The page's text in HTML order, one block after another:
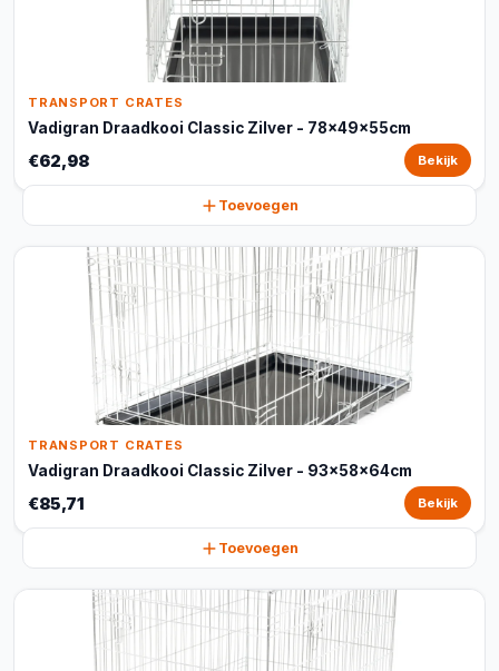
TRANSPORT CRATES
Vadigran Draadkooi Classic Zilver - 78x49x55cm
€62,98 Bekijk
Toevoegen
TRANSPORT CRATES
Vadigran Draadkooi Classic Zilver - 93x58x64cm
€85,71 Bekijk
Toevoegen